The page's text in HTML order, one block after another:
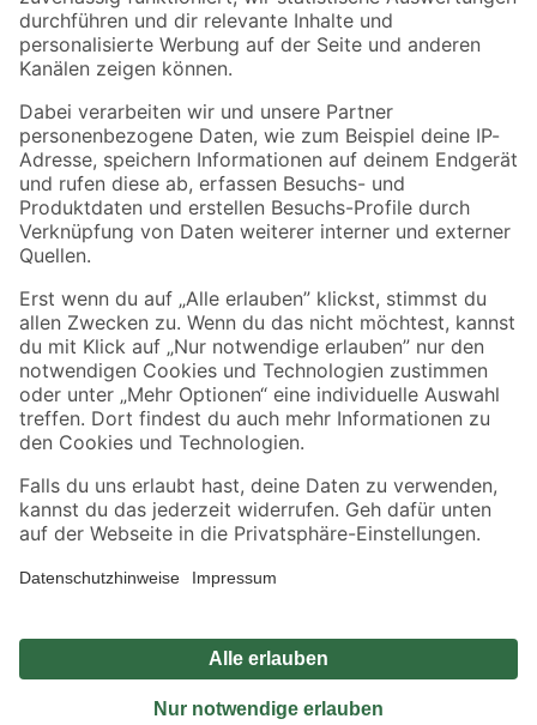
Folge uns
Zahlungsarten Versandarten
Sicher einkaufen
Jetzt die toom-App herunterladen
Alle Preisangaben in EUR inkl. gesetzl. MwSt.. Die dargestellten Angebote sind unter
Umständen nicht in allen Märkten verfügbar. Die angegebenen Verfügbarkeiten beziehen
Produkte nur solange der Vorrat reicht.
*Paketversand ab 59 € versandkostenfrei, gilt nicht für Artikel mit Speditionsversand, hier
Privatsphäre Impressum
Nutzungsbedingungen
Widerrufsrecht
Vertrag widerrufen